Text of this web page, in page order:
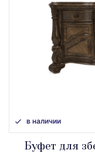
в наличии
Буфет для